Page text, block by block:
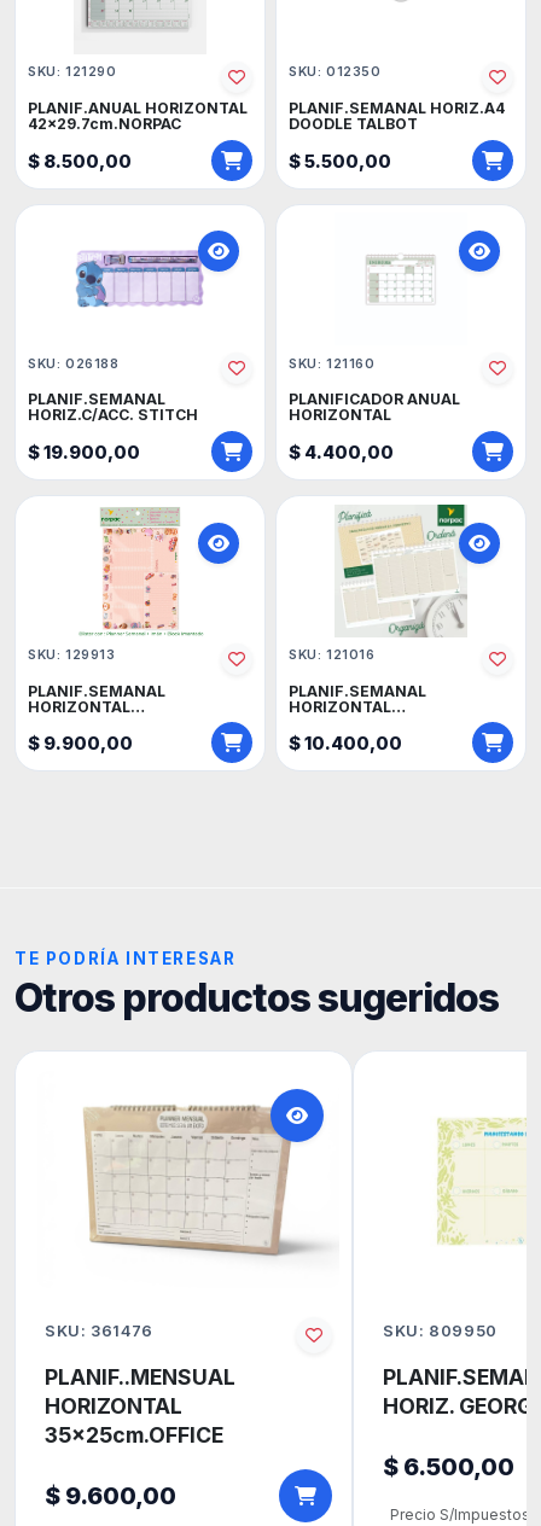
SKU: 121290
PLANIF.ANUAL HORIZONTAL
42x29.7cm.NORPAC
$ 8.500,00
SKU: 012350
PLANIF.SEMANAL HORIZ.A4
DOODLE TALBOT
$ 5.500,00
SKU: 026188
PLANIF.SEMANAL
HORIZ.C/ACC. STITCH
$ 19.900,00
SKU: 121160
PLANIFICADOR ANUAL
HORIZONTAL
$ 4.400,00
SKU: 129913
PLANIF.SEMANAL
HORIZONTAL
A4+IMAN+BLOCK NORPAC
$ 9.900,00
SKU: 121016
PLANIF.SEMANAL
HORIZONTAL
$ 10.400,00
TE PODRÍA INTERESAR
Otros productos sugeridos
SKU: 361476
PLANIF..MENSUAL
HORIZONTAL
35x25cm.OFFICE
$ 9.600,00
SKU: 809950
HORIZ.
$ 6.500,00
Precio S/Impuestos